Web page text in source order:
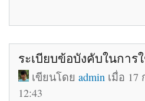
about รับสมัครทีมงานอัพเด
ระเบียบข้อบังคับในการ
เขียนโดยadmin เมื่อ 17
12:43